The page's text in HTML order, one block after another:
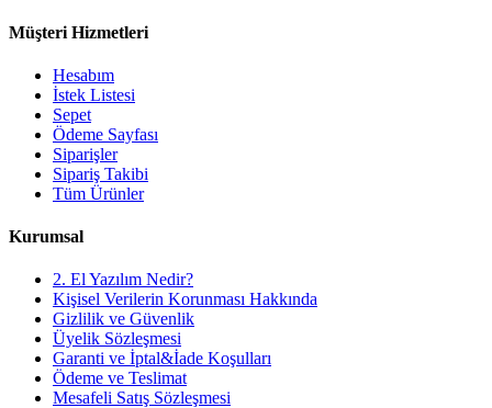
Müşteri Hizmetleri
Hesabım
İstek Listesi
Sepet
Ödeme Sayfası
Siparişler
Sipariş Takibi
Tüm Ürünler
Kurumsal
2. El Yazılım Nedir?
Kişisel Verilerin Korunması Hakkında
Gizlilik ve Güvenlik
Üyelik Sözleşmesi
Garanti ve İptal&İade Koşulları
Ödeme ve Teslimat
Mesafeli Satış Sözleşmesi